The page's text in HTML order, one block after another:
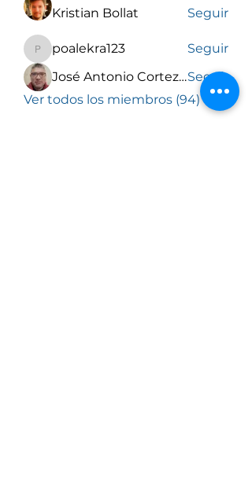
Kristian Bollat Seguir
poalekra123
poalekra123
Seguir
José Antonio Cortez TorrezSeguir
Ver todos los miembros (94)